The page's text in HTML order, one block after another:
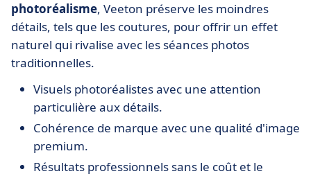
photoréalisme, Veeton préserve les moindres
détails, tels que les coutures, pour offrir un effet
naturel qui rivalise avec les séances photos
traditionnelles.
Visuels photoréalistes avec une attention
particulière aux détails.
Cohérence de marque avec une qualité d'image
premium.
Résultats professionnels sans le coût et le